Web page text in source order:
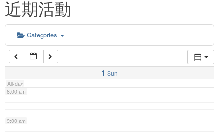
近期活動
Categories
1 Sun
All-day
5:00 am
6:00 am
7:00 am
8:00 am
9:00 am